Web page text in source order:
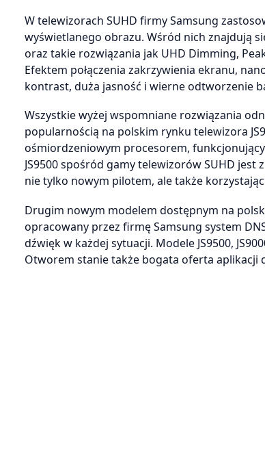
W telewizorach SUHD firmy Samsung
wyświetlanego obrazu. Wśród nich znajdują
oraz takie rozwiązania jak UHD Dimming,
Efektem połączenia zakrzywienia ekranu,
kontrast, duża jasność i wierne odtworzenie
Wszystkie wyżej wspomniane rozwiązania
popularnością na polskim rynku telewizora
ośmiordzeniowym procesorem,
JS9500 spośród gamy telewizorów SUHD
nie tylko nowym pilotem, ale także
Drugim nowym modelem dostępnym na
opracowany przez firmę Samsung system
dźwięk w każdej sytuacji. Modele JS9500,
Otworem stanie także bogata oferta aplikacji